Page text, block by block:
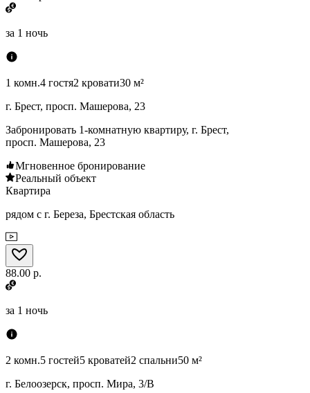
за 1 ночь
1 комн.4 гостя2 кровати30 м²
г. Брест, просп. Машерова, 23
Забронировать 1-комнатную квартиру, г. Брест,
просп. Машерова, 23
Мгновенное бронирование
Реальный объект
Квартира
рядом с г. Береза, Брестская область
88.00 р.
за 1 ночь
2 комн.5 гостей5 кроватей2 спальни50 м²
г. Белоозерск, просп. Мира, 3/В